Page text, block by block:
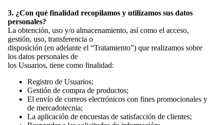
3. ¿Con qué finalidad recopilamos y utilizamos sus datos
personales?
La obtención, uso y/o almacenamiento, así como el acceso,
gestión, uso, transferencia o
disposición (en adelante el “Tratamiento”) que realizamos sobre
los datos personales de
los Usuarios, tiene como finalidad:
Registro de Usuarios;
Gestión de compra de productos;
El envío de correos electrónicos con fines promocionales y
de mercadotecnia;
La aplicación de encuestas de satisfacción de clientes;